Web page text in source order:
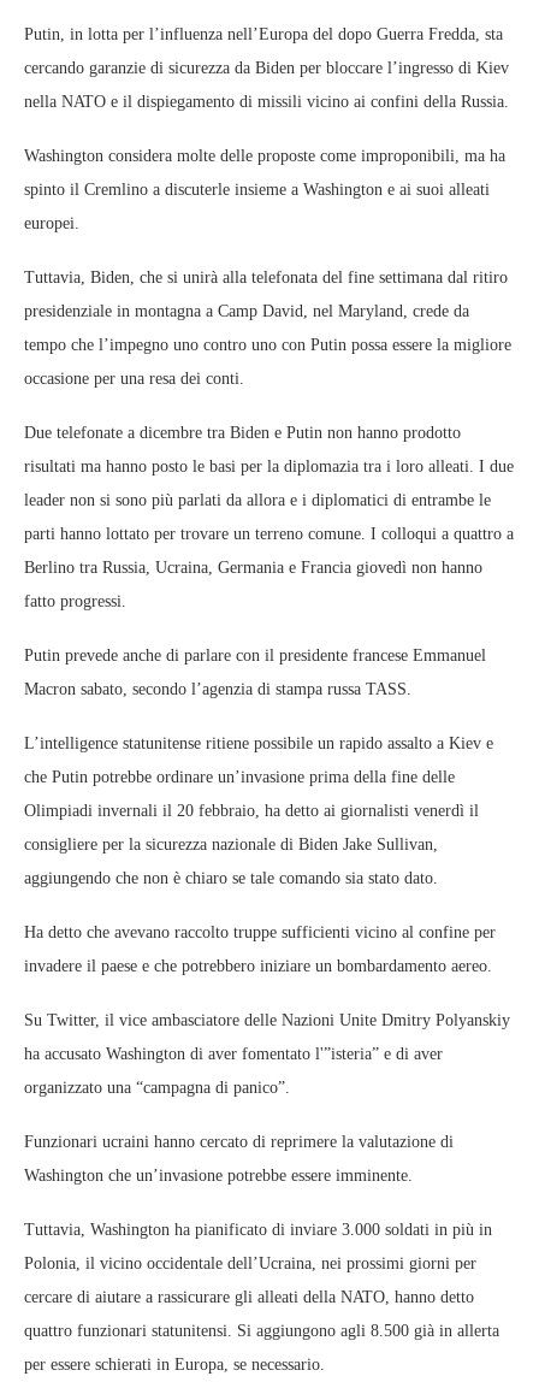
Putin, in lotta per l’influenza nell’Europa del dopo Guerra Fredda, sta
cercando garanzie di sicurezza da Biden per bloccare l’ingresso di Kiev
nella NATO e il dispiegamento di missili vicino ai confini della Russia.
Washington considera molte delle proposte come improponibili, ma ha
spinto il Cremlino a discuterle insieme a Washington e ai suoi alleati
europei.
Tuttavia, Biden, che si unirà alla telefonata del fine settimana dal ritiro
presidenziale in montagna a Camp David, nel Maryland, crede da
tempo che l’impegno uno contro uno con Putin possa essere la migliore
occasione per una resa dei conti.
Due telefonate a dicembre tra Biden e Putin non hanno prodotto
risultati ma hanno posto le basi per la diplomazia tra i loro alleati. I due
leader non si sono più parlati da allora e i diplomatici di entrambe le
parti hanno lottato per trovare un terreno comune. I colloqui a quattro a
Berlino tra Russia, Ucraina, Germania e Francia giovedì non hanno
fatto progressi.
Putin prevede anche di parlare con il presidente francese Emmanuel
Macron sabato, secondo l’agenzia di stampa russa TASS.
L’intelligence statunitense ritiene possibile un rapido assalto a Kiev e
che Putin potrebbe ordinare un’invasione prima della fine delle
Olimpiadi invernali il 20 febbraio, ha detto ai giornalisti venerdì il
consigliere per la sicurezza nazionale di Biden Jake Sullivan,
aggiungendo che non è chiaro se tale comando sia stato dato.
Ha detto che avevano raccolto truppe sufficienti vicino al confine per
invadere il paese e che potrebbero iniziare un bombardamento aereo.
Su Twitter, il vice ambasciatore delle Nazioni Unite Dmitry Polyanskiy
ha accusato Washington di aver fomentato l'”isteria” e di aver
organizzato una “campagna di panico”.
Funzionari ucraini hanno cercato di reprimere la valutazione di
Washington che un’invasione potrebbe essere imminente.
Tuttavia, Washington ha pianificato di inviare 3.000 soldati in più in
Polonia, il vicino occidentale dell’Ucraina, nei prossimi giorni per
cercare di aiutare a rassicurare gli alleati della NATO, hanno detto
quattro funzionari statunitensi. Si aggiungono agli 8.500 già in allerta
per essere schierati in Europa, se necessario.